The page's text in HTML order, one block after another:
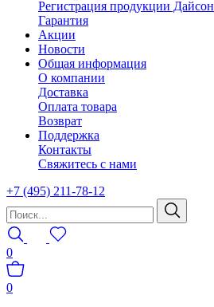
Регистрация продукции Дайсон
Гарантия
Акции
Новости
Общая информация
О компании
Доставка
Оплата товара
Возврат
Поддержка
Контакты
Свяжитесь с нами
+7 (495) 211-78-12
0
0